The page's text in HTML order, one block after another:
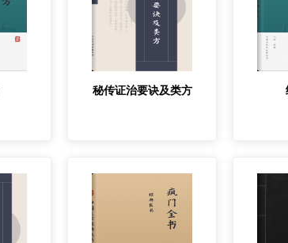
秘传证治要诀及类方